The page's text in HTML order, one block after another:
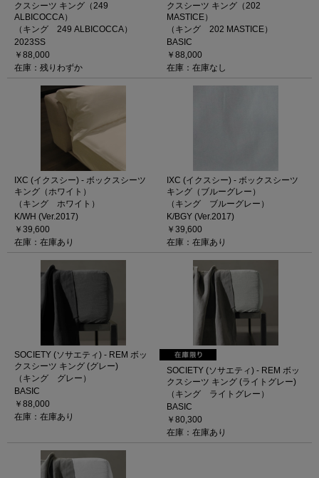
クスシーツ キング（249
ALBICOCCA）
（キング 249 ALBICOCCA）
2023SS
￥88,000
在庫：残りわずか
クスシーツ キング（202
MASTICE）
（キング 202 MASTICE）
BASIC
￥88,000
在庫：在庫なし
IXC (イクスシー) - ボックスシーツ
キング（ホワイト）
（キング ホワイト）
K/WH (Ver.2017)
￥39,600
在庫：在庫あり
IXC (イクスシー) - ボックスシーツ
キング（ブルーグレー）
（キング ブルーグレー）
K/BGY (Ver.2017)
￥39,600
在庫：在庫あり
SOCIETY (ソサエティ) - REM ボッ
クスシーツ キング (グレー)
（キング グレー）
BASIC
￥88,000
在庫：在庫あり
SOCIETY (ソサエティ) - REM ボッ
クスシーツ キング (ライトグレー)
（キング ライトグレー）
BASIC
￥80,300
在庫：在庫あり